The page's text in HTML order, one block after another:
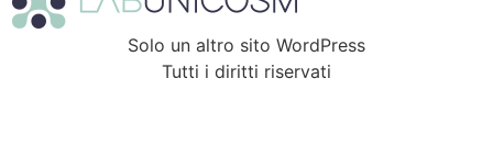
Solo un altro sito WordPress
Tutti i diritti riservati